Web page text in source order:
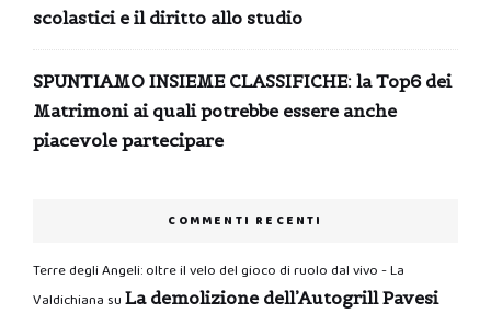
scolastici e il diritto allo studio
SPUNTIAMO INSIEME CLASSIFICHE: la Top6 dei
Matrimoni ai quali potrebbe essere anche
piacevole partecipare
COMMENTI RECENTI
Terre degli Angeli: oltre il velo del gioco di ruolo dal vivo - La
Valdichiana su La demolizione dell’Autogrill Pavesi